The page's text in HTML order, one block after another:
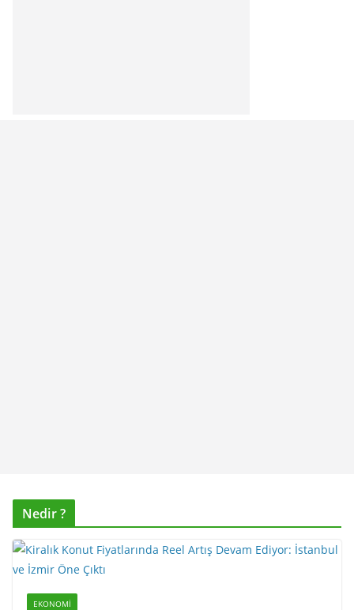
Nedir ?
EKONOMI